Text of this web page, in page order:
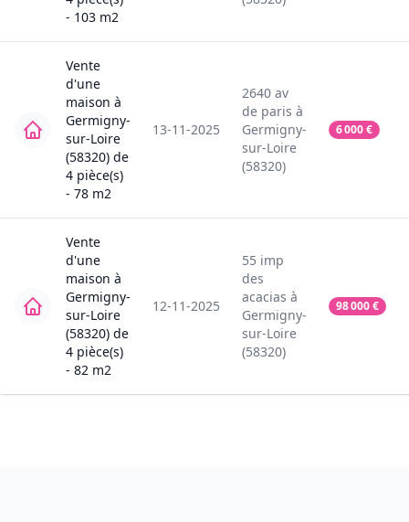
- 103 m2
Vente
d'une
maison à
Germigny-
sur-Loire
(58320) de
4 pièce(s)
- 78 m2
13-11-2025
2640 av
de paris à
Germigny-
sur-Loire
(58320)
6 000€
Vente
d'une
maison à
Germigny-
sur-Loire
(58320) de
4 pièce(s)
- 82 m2
12-11-2025
55 imp
des
acacias à
Germigny-
sur-Loire
(58320)
98 000€